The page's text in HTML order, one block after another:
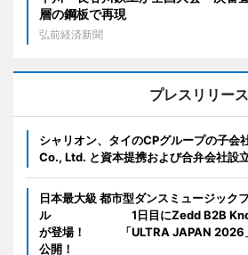
層の鋼板で再現
弘前経済新聞
プレスリリース
シャリオン、タイのCPグループの子会
Co., Ltd. と資本提携および合弁会社設
日本最大級 都市型ダンスミュージック
ル 1日目にZedd B2B
が登場！ 「ULTRA JAPAN 2026」
公開！